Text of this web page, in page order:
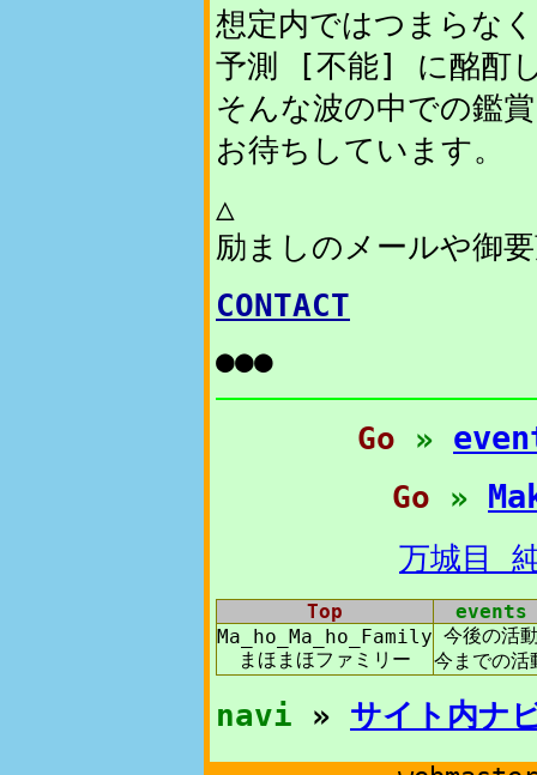
想定内ではつまらな
予測 [不能] に酩酊
そんな波の中での鑑
お待ちしています。
△
励ましのメールや御
CONTACT
●●●
Go »
Go »
万城目
Top
events
Ma_ho_Ma_ho_Family
まほまほファミリー
今後の活
今までの活
navi » サイト内ナ